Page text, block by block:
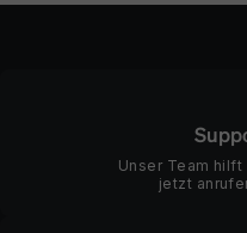
Unser Team
jetzt